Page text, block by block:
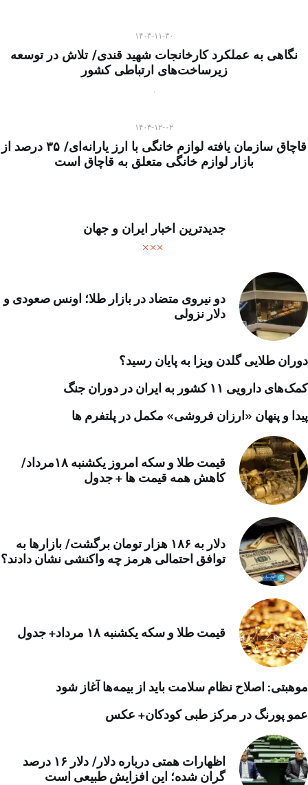
۱۴۰۳-۱۱-۳۰
نگاهی به عملکرد کارخانجات شهید قندی/ تلاش در توسعه
زیرساخت‌های ارتباطی کشور
۱۴۰۳-۱۲-۰۲
قاچاق سازمان یافته لوازم خانگی با ارز یارانه‌ای/ ۳۵ درصد از
بازار لوازم خانگی متعلق به قاچاق است
جدیدترین اخبار ایران و جهان
دو نیروی متضاد در بازار طلا؛ اونس صعودی و
دلار نزولی
دوران طلایی گلدن ویزا به پایان رسید؟
کمک‌های دارویی ۱۱ کشور به ایران در دوران جنگ
پیدا و پنهان «ارزان فروشی» مکمل در پلتفرم ها
قیمت طلا و سکه امروز یکشنبه ۱۸مرداد/
کاهش همه قیمت ها + جدول
دلار به ۱۸۶ هزار تومان برگشت/ بازارها به
توافق احتمالی هرمز چه واکنشی نشان دادند؟
قیمت طلا و سکه یکشنبه ۱۸ مرداد+ جدول
موهبتی: اصلاح نظام سلامت باید از بیمه‌ها آغاز شود
عمو پورنگ در مرکز طبی کودکان+ عکس
اظهارات همتی درباره دلار/ دلار ۱۶ درصد
گران شده؛ این افزایش طبیعی است